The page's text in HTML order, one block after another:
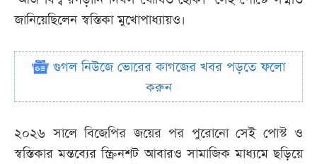
জানিয়েছিলেন স্বস্তিকা মুখোপাধ্যায়ও।
গুগল নিউজে ভোরের কাগজের খবর পড়তে ফলো
করুন
২০২৬ সালে বিজেপির জয়ের পর পুরোনো সেই পোস্ট ও
স্বস্তিকার মন্তব্যের স্ক্রিনশট আবারও সামাজিক মাধ্যমে ছড়িয়ে